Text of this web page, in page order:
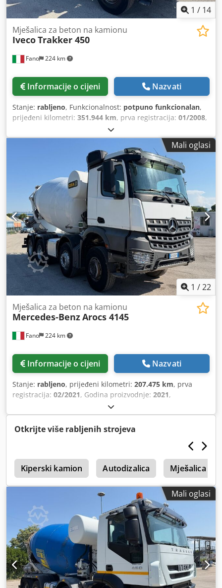
1 / 14
Fano 224 km
Mješalica za beton na kamionu
IvecoTrakker 450
Informacije o cijeni Nazvati
Stanje: rabljeno, Funkcionalnost: potpuno funkcionalan,
prijeđeni kilometri: 351.944 km, prva registracija: 01/2008,
, Godina proizvodnje:
2.094 h,
Mali oglasi
1 /22
Fano 224 km
Mješalica za beton na kamionu
Mercedes-BenzArocs 4145
Informacije o cijeni Nazvati
Stanje: rabljeno, prijeđeni kilometri: 207.475 km, prva
registracija: 02/2021, Godina proizvodnje: 2021,
Otkrijte više rabljenih strojeva
Kiperski kamion Autodizalica Mješalica Za
Mali oglasi